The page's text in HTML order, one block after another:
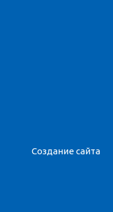
Создание сайта